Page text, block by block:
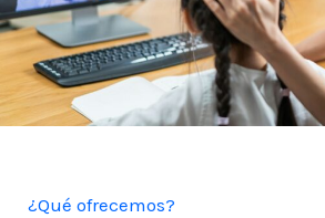
¿Qué ofrecemos?